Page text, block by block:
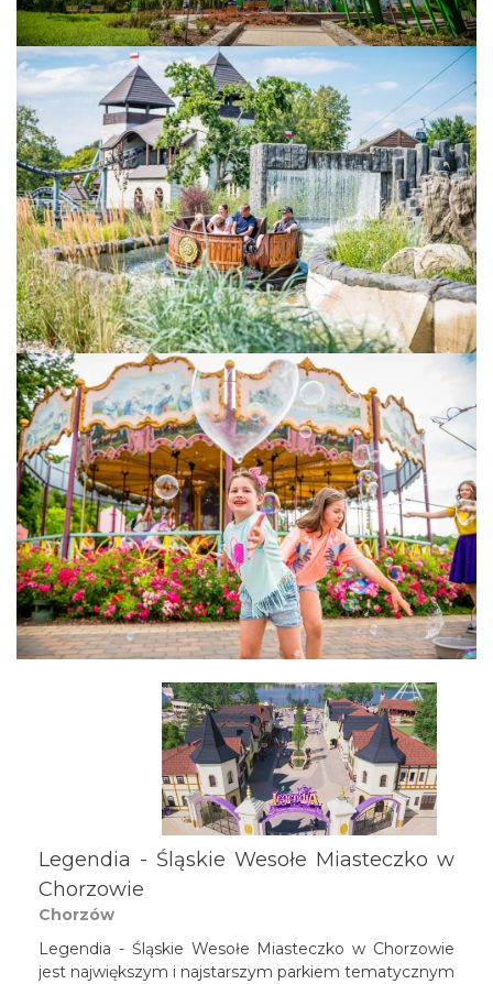
Legendia - Śląskie Wesołe Miasteczko w
Chorzowie
Chorzów
Legendia - Śląskie Wesołe Miasteczko w Chorzowie
jest największym i najstarszym parkiem tematycznym